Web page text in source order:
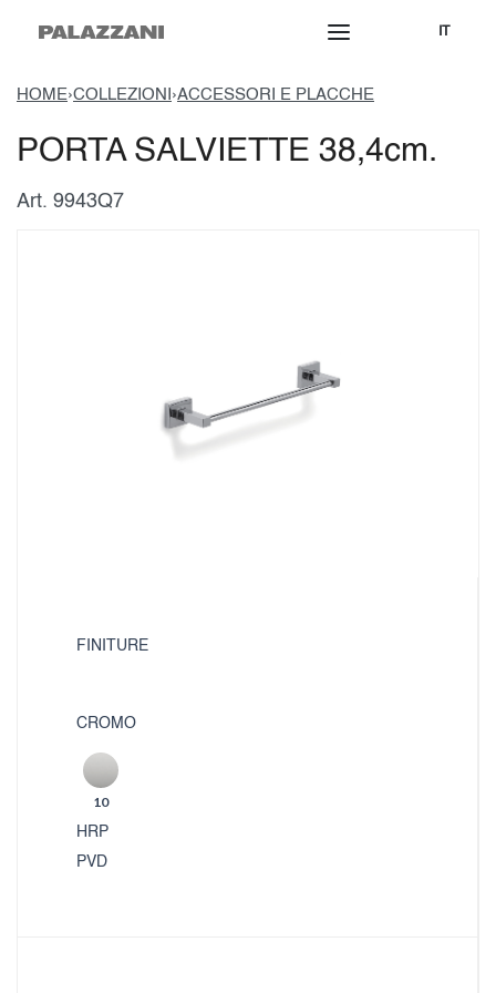
HOME›COLLEZIONI ›ACCESSORI E PLACCHE
PORTA SALVIETTE 38,4cm.
Art. 9943Q7
FINITURE
CROMO
10
HRP
PVD